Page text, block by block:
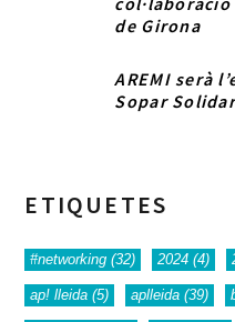
de Girona
AREMI serà
Sopar
ETIQUETES
#networking (32) 2024 (4)
ap! lleida (5) aplleida (39)